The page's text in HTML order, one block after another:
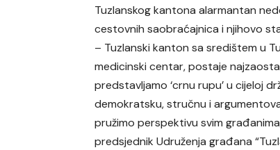
Tuzlanskog kantona alarmantan
cestovnih saobraćajnica i njihovo
– Tuzlanski kanton sa središtem u
medicinski centar, postaje
predstavljamo ‘crnu rupu’ u cijeloj
demokratsku, stručnu i
pružimo perspektivu svim
predsjednik Udruženja građana